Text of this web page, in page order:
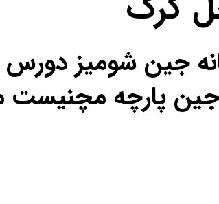
جین شومیز
جین پارچه